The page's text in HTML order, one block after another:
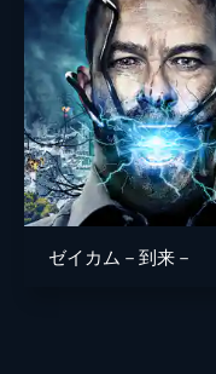
ゼイカム－到来－